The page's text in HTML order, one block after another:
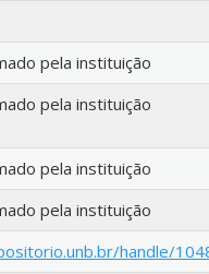
pela instituição
pela instituição
pela instituição
pela instituição
handle/